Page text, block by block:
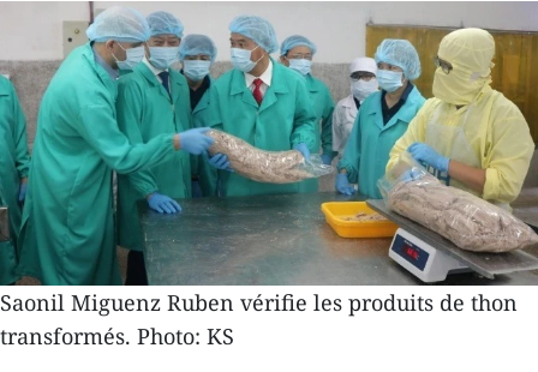
Saonil Miguenz Ruben vérifie les produits de thon
transformés. Photo: KS